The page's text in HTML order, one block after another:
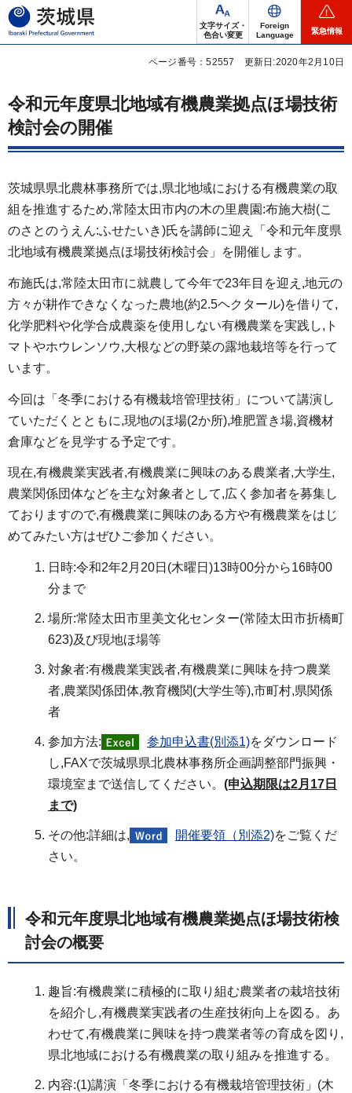
茨城県
文字サイズ・
色合い変更
Foreign
Language
緊急情報
ページ番号：52557 更新日:2020年2月10日
令和元年度県北地域有機農業拠点ほ場技術
検討会の開催
茨城県県北農林事務所では,県北地域における有機農業の取
組を推進するため,常陸太田市内の木の里農園:布施大樹(こ
のさとのうえん:ふせたいき)氏を講師に迎え「令和元年度県
北地域有機農業拠点ほ場技術検討会」を開催します。
布施氏は,常陸太田市に就農して今年で23年目を迎え,地元の
方々が耕作できなくなった農地(約2.5ヘクタール)を借りて,
化学肥料や化学合成農薬を使用しない有機農業を実践し,ト
マトやホウレンソウ,大根などの野菜の露地栽培等を行って
います。
今回は「冬季における有機栽培管理技術」について講演し
ていただくとともに,現地のほ場(2か所),堆肥置き場,資機材
倉庫などを見学する予定です。
現在,有機農業実践者,有機農業に興味のある農業者,大学生,
農業関係団体などを主な対象者として,広く参加者を募集し
ておりますので,有機農業に興味のある方や有機農業をはじ
めてみたい方はぜひご参加ください。
日時:令和2年2月20日(木曜日)13時00分から16時00
分まで
場所:常陸太田市里美文化センター(常陸太田市折橋町
623)及び現地ほ場等
対象者:有機農業実践者,有機農業に興味を持つ農業
者,農業関係団体,教育機関(大学生等),市町村,県関係
者
参加方法: 参加申込書(別添1)をダウンロード
し,FAXで茨城県県北農林事務所企画調整部門振興・
環境室まで送信してください。 (申込期限は2月17日
まで)
その他:詳細は, 開催要領（別添2)をご覧くだ
さい。
令和元年度県北地域有機農業拠点ほ場技術検
討会の概要
趣旨:有機農業に積極的に取り組む農業者の栽培技術
を紹介し,有機農業実践者の生産技術向上を図る。あ
わせて,有機農業に興味を持つ農業者等の育成を図り,
県北地域における有機農業の取り組みを推進する。
内容:(1)講演「冬季における有機栽培管理技術」(木